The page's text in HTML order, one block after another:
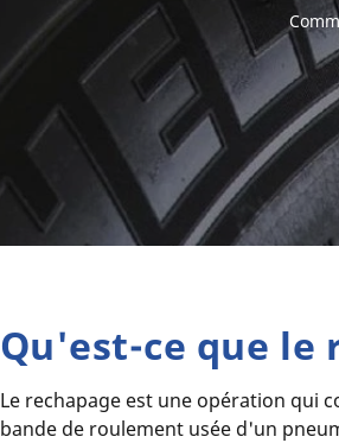
Qu'est-ce que le
Le rechapage est une opération qui
bande de roulement usée d'un